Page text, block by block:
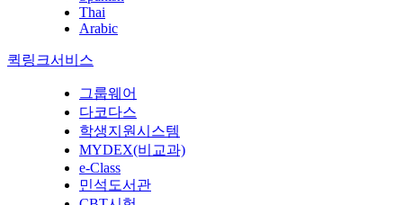
Thai
Arabic
퀵링크서비스
그룹웨어
다코다스
학생지원시스템
MYDEX(비교과)
e-Class
민석도서관